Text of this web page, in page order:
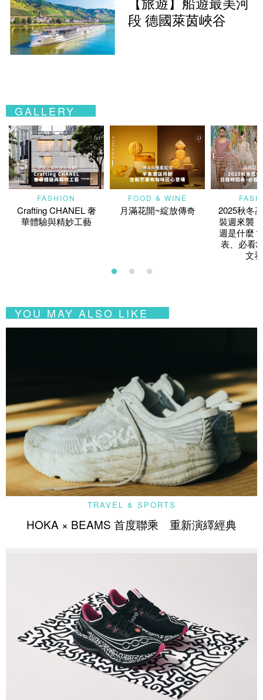
段 德國萊茵峽谷
GALLERY
FASHION
Crafting CHANEL 奢
華體驗與精妙工藝
FOOD & WINE
月滿花開~綻放傳奇
2025秋冬
裝週來襲
週是什麼
表、必看
文
YOU MAY ALSO LIKE
TRAVEL & SPORTS
HOKA × BEAMS 首度聯乘 重新演繹經典